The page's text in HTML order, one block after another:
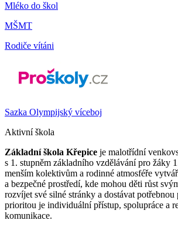
Mléko do škol
MŠMT
Rodiče vítáni
Sazka Olympijský víceboj
Aktivní škola
Základní škola Křepice je malotřídní
s 1. stupněm základního vzdělávání pro žáky
menším kolektivům a rodinné atmosféře
a bezpečné prostředí, kde mohou děti růst
rozvíjet své silné stránky a dostávat
prioritou je individuální přístup, spolupráce a
komunikace.